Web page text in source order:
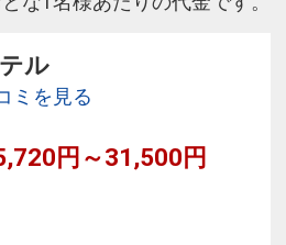
ル
ミを見る
円～31,500円